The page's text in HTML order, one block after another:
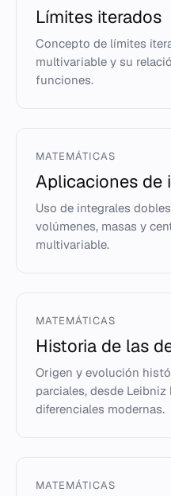
Límites iterados
Concepto de límites
multivariable y su
funciones.
MATEMÁTICAS
Aplicaciones de
Uso de integrales
volúmenes, masas y
multivariable.
MATEMÁTICAS
Historia de las
Origen y evolución
parciales, desde
diferenciales modernas.
MATEMÁTICAS